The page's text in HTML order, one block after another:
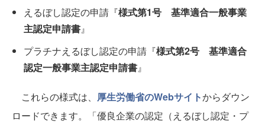
えるぼし認定の申請『様式第1号 基準適合一般事業
主認定申請書』
プラチナえるぼし認定の申請『様式第2号 基準適合
認定一般事業主認定申請書』
これらの様式は、 厚生労働省のWebサイトからダウン
ロードできます。「優良企業の認定（えるぼし認定・プ